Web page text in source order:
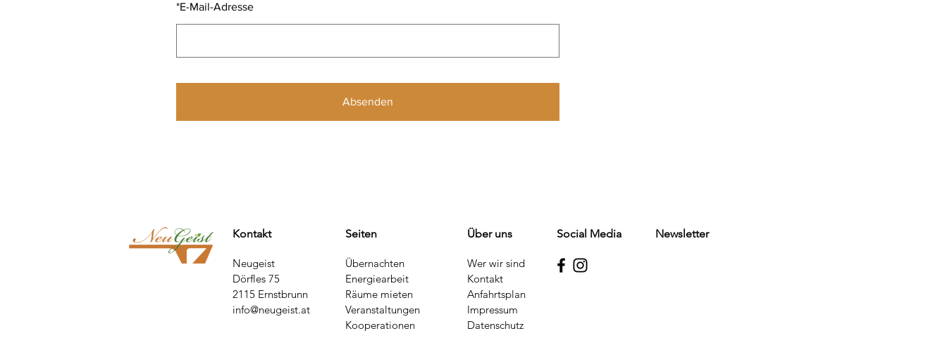
*E-Mail-Adresse
Absenden
Kontakt Seiten
Neugeist
Dörfles 75
2115 Ernstbrunn
info@neugeist.at
Übernachten
Energiearbeit
Räume mieten
Veranstaltungen
Kooperationen
Über uns Social Media
Wer wir sind
Kontakt
Anfahrtsplan
Impressum
Datenschutz
Newsletter